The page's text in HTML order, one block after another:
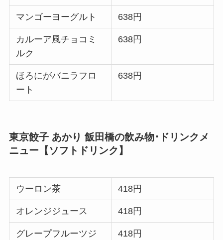
マンゴーヨーグルト 638円
カルーア風チョコミ
ルク
638円
ほろにがバニラフロ
ート
638円
東京餃子 あかり 飯田橋の飲み物･ドリンクメ
ニュー【ソフトドリンク】
ウーロン茶 418円
オレンジジュース 418円
グレープフルーツジ
418円